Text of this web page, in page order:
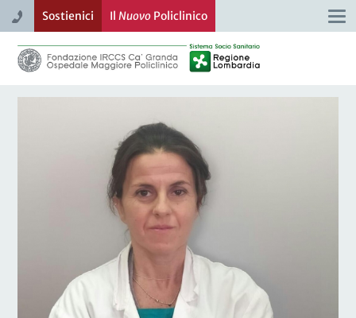
Sostienici Il NuovoPoliclinico